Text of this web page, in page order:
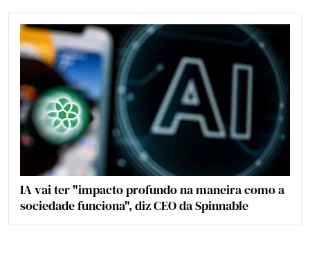
IA vai ter "impacto profundo na maneira como a
sociedade funciona", diz CEO da Spinnable